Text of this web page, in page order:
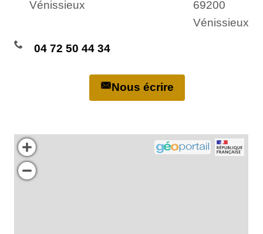
Vénissieux
69200
Vénissieux
04 72 50 44 34
Nous écrire